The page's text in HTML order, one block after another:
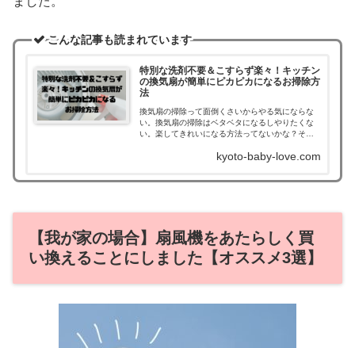
こんな記事も読まれています
特別な洗剤不要＆こすらず楽々！キッチン
の換気扇が簡単にピカピカになるお掃除方
法
換気扇の掃除って面倒くさいからやる気にならな
い。換気扇の掃除はベタベタになるしやりたくな
い。楽してきれいになる方法ってないかな？そん
面倒くさい！でもサボると大変なことに・・・...
kyoto-baby-love.com
【我が家の場合】扇風機をあたらしく買
い換えることにしました【オススメ3選】